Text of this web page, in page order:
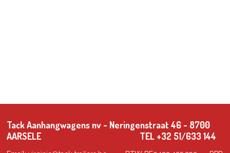
Tack Aanhangwagens nv - Neringenstraat 46 - 8700
AARSELE TEL +32 51/633 144